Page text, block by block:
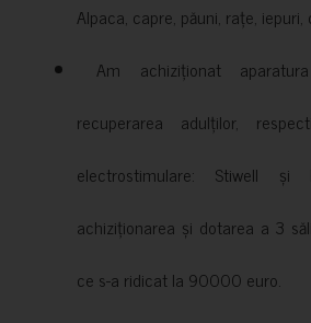
Alpaca, capre, păuni, rațe, iepuri,
Am achiziționat
recuperarea adulților,
electrostimulare: Stiwell
achiziționarea și dotarea a 3
ce s-a ridicat la 90000 euro.